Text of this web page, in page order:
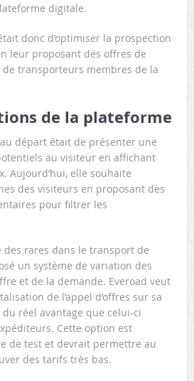
digitale.
donc d’optimiser la prospection
leur proposant des offres de
transporteurs membres de la
de la plateforme
au départ était de présenter une
au visiteur en affichant
Aujourd’hui, elle souhaite
des visiteurs en proposant des
pour filtrer les
des rares dans le transport de
un système de variation des
et de la demande. Everoad veut
de l’appel d’offres sur sa
réel avantage que celui-ci
Cette option est
de test et devrait permettre au
des tarifs très bas.